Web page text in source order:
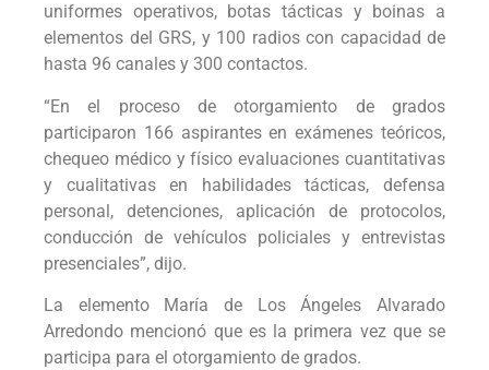
uniformes operativos, botas tácticas y boinas a
elementos del GRS, y 100 radios con capacidad de
hasta 96 canales y 300 contactos.
“En el proceso de otorgamiento de grados
participaron 166 aspirantes en exámenes teóricos,
chequeo médico y físico evaluaciones cuantitativas
y cualitativas en habilidades tácticas, defensa
personal, detenciones, aplicación de protocolos,
conducción de vehículos policiales y entrevistas
presenciales”, dijo.
La elemento María de Los Ángeles Alvarado
Arredondo mencionó que es la primera vez que se
participa para el otorgamiento de grados.